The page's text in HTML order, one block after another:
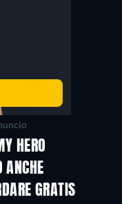
HERO
ANCHE
TV
GRATIS